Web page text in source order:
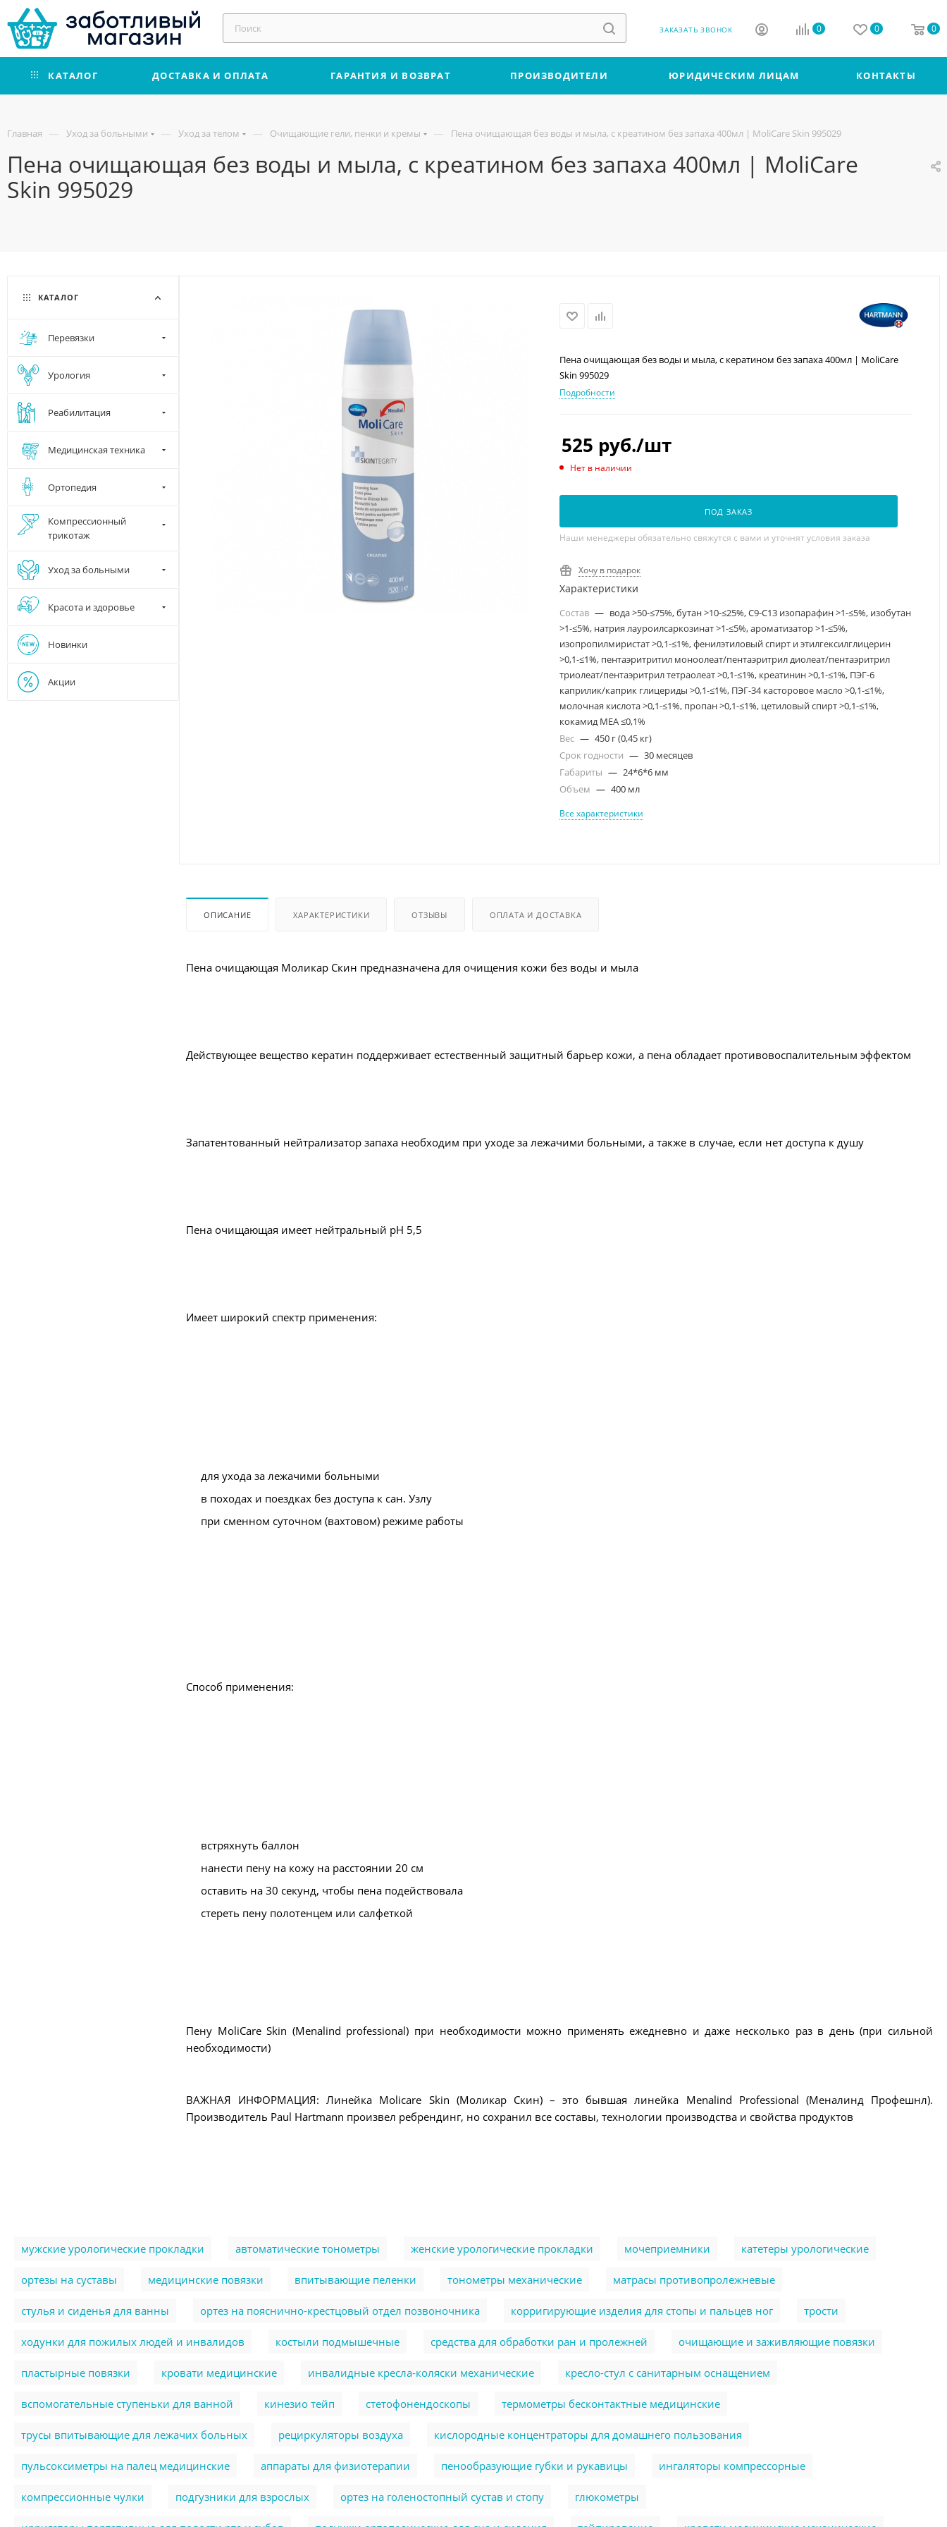
ЗАКАЗАТЬ ЗВОНОК 0 0 0
КАТАЛОГ ДОСТАВКА И ОПЛАТА ГАРАНТИЯ И ВОЗВРАТ ПРОИЗВОДИТЕЛИ ЮРИДИЧЕСКИМ ЛИЦАМ КОНТАКТЫ
Главная — Уход за больными — Уход за телом — Очищающие гели, пенки и кремы — Пена очищающая без воды и мыла, с креатином без запаха 400мл | MoliCare Skin 995029
Пена очищающая без воды и мыла, с креатином без запаха 400мл | MoliCare
Skin 995029
Пена очищающая без воды и мыла, с кератином без запаха 400мл | MoliCare
Skin 995029
Подробности
525 руб./шт
Нет в наличии
ПОД ЗАКАЗ
Наши менеджеры обязательно свяжутся с вами и уточнят условия заказа
Хочу в подарок
Характеристики
Состав — вода >50-≤75%, бутан >10-≤25%, С9-С13 изопарафин >1-≤5%, изобутан
>1-≤5%, натрия лауроилсаркозинат >1-≤5%, ароматизатор >1-≤5%,
изопропилмиристат >0,1-≤1%, фенилэтиловый спирт и этилгексилглицерин
>0,1-≤1%, пентаэритритил моноолеат/пентаэритрил диолеат/пентаэритрил
триолеат/пентаэритрил тетраолеат >0,1-≤1%, креатинин >0,1-≤1%, ПЭГ-6
каприлик/каприк глицериды >0,1-≤1%, ПЭГ-34 касторовое масло >0,1-≤1%,
молочная кислота >0,1-≤1%, пропан >0,1-≤1%, цетиловый спирт >0,1-≤1%,
кокамид МЕА ≤0,1%
Вес — 450 г (0,45 кг)
Срок годности — 30 месяцев
Габариты — 24*6*6 мм
Объем — 400 мл
Все характеристики
ОПИСАНИЕ ХАРАКТЕРИСТИКИ ОТЗЫВЫ ОПЛАТА И ДОСТАВКА
Пена очищающая Моликар Скин предназначена для очищения кожи без воды и мыла
Действующее вещество кератин поддерживает естественный защитный барьер кожи, а пена обладает противовоспалительным эффектом
Запатентованный нейтрализатор запаха необходим при уходе за лежачими больными, а также в случае, если нет доступа к душу
Пена очищающая имеет нейтральный pH 5,5
Имеет широкий спектр применения:
для ухода за лежачими больными
в походах и поездках без доступа к сан. Узлу
при сменном суточном (вахтовом) режиме работы
Способ применения:
встряхнуть баллон
нанести пену на кожу на расстоянии 20 см
оставить на 30 секунд, чтобы пена подействовала
стереть пену полотенцем или салфеткой
Пену MoliCare Skin (Menalind professional) при необходимости можно применять ежедневно и даже несколько раз в день (при сильной
необходимости)
ВАЖНАЯ ИНФОРМАЦИЯ: Линейка Molicare Skin (Моликар Скин) – это бывшая линейка Menalind Professional (Меналинд Профешнл).
Производитель Paul Hartmann произвел ребрендинг, но сохранил все составы, технологии производства и свойства продуктов
КАТАЛОГ
Перевязки
Урология
Реабилитация
Медицинская техника
Ортопедия
Компрессионный
трикотаж
Уход за больными
Красота и здоровье
Новинки
Акции
мужские урологические прокладки автоматические тонометры женские урологические прокладки мочеприемники катетеры урологические
ортезы на суставы медицинские повязки впитывающие пеленки тонометры механические матрасы противопролежневые
стулья и сиденья для ванны ортез на пояснично-крестцовый отдел позвоночника корригирующие изделия для стопы и пальцев ног трости
ходунки для пожилых людей и инвалидов костыли подмышечные cредства для обработки ран и пролежней очищающие и заживляющие повязки
пластырные повязки кровати медицинские инвалидные кресла-коляски механические кресло-стул с санитарным оснащением
вспомогательные ступеньки для ванной кинезио тейп стетофонендоскопы термометры бесконтактные медицинские
трусы впитывающие для лежачих больных рециркуляторы воздуха кислородные концентраторы для домашнего пользования
пульсоксиметры на палец медицинские аппараты для физиотерапии пенообразующие губки и рукавицы ингаляторы компрессорные
компрессионные чулки подгузники для взрослых ортез на голеностопный сустав и стопу глюкометры